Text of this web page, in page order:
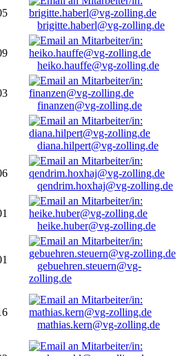
brigitte.haberl@vg-zolling.de
heiko.hauffe@vg-zolling.de
finanzen@vg-zolling.de
diana.hilpert@vg-zolling.de
qendrim.hoxhaj@vg-zolling.de
heike.huber@vg-zolling.de
gebuehren.steuern@vg-
zolling.de
mathias.kern@vg-zolling.de